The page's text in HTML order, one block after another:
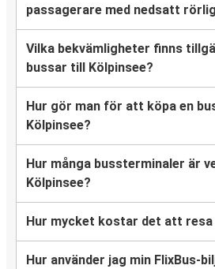
passagerare med nedsatt
Vilka bekvämligheter finns
bussar till Kölpinsee?
Hur gör man för att köpa en
Kölpinsee?
Hur många bussterminaler är
Kölpinsee?
Hur mycket kostar det att resa
Hur använder jag min FlixBus-